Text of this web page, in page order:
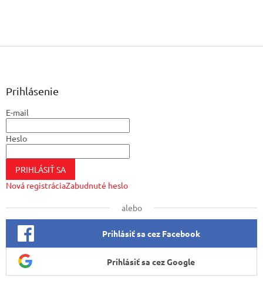
Z
Prihlásenie
E-mail
Heslo
PRIHLÁSIŤ SA
Nová registráciaZabudnuté heslo
alebo
Prihlásiť sa cez Facebook
Prihlásiť sa cez Google